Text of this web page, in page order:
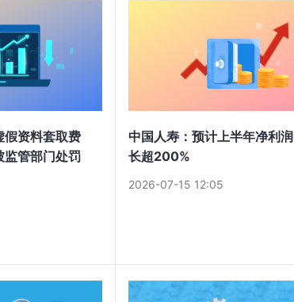
假资料套取费
监管部门处罚
中国人寿：预计上半年净利
长超200%
2026-07-15 12:05